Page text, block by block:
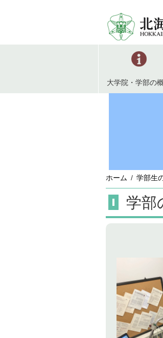
大学院・学部の
ホーム 学部生
学部